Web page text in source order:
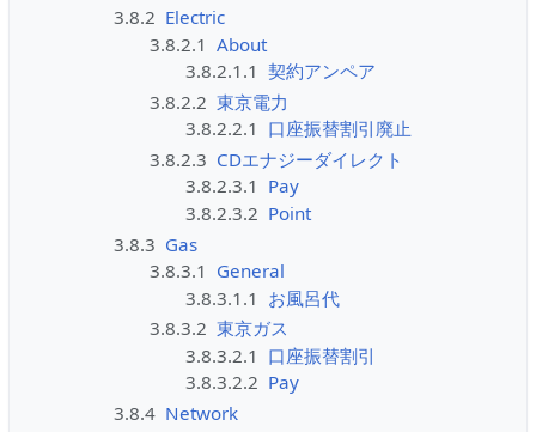
3.8.2 Electric
3.8.2.1 About
3.8.2.1.1 契約アンペア
3.8.2.2 東京電力
3.8.2.2.1 口座振替割引廃止
3.8.2.3 CDエナジーダイレクト
3.8.2.3.1 Pay
3.8.2.3.2 Point
3.8.3 Gas
3.8.3.1 General
3.8.3.1.1 お風呂代
3.8.3.2 東京ガス
3.8.3.2.1 口座振替割引
3.8.3.2.2 Pay
3.8.4 Network